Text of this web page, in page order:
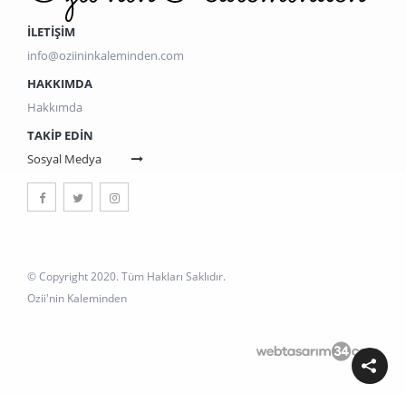
İLETİŞİM
info@oziininkaleminden.com
HAKKIMDA
Hakkımda
TAKIP EDIN
Sosyal Medya
© Copyright 2020. Tüm Hakları Saklıdır.
Ozii'nin Kaleminden